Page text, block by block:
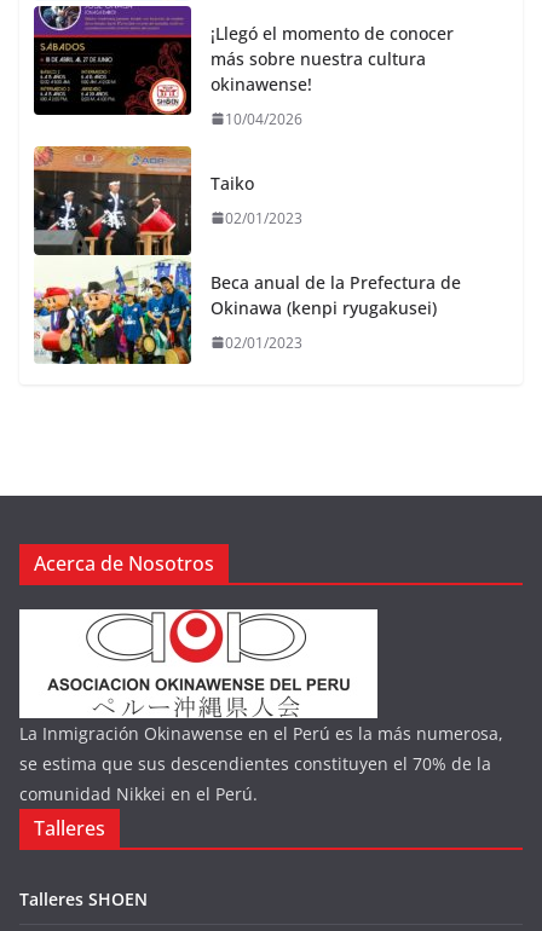
¡Llegó el momento de conocer
más sobre nuestra cultura
okinawense!
10/04/2026
Taiko
02/01/2023
Beca anual de la Prefectura de
Okinawa (kenpi ryugakusei)
02/01/2023
Acerca de Nosotros
La Inmigración Okinawense en el Perú es la más numerosa,
se estima que sus descendientes constituyen el 70% de la
comunidad Nikkei en el Perú.
Talleres
Talleres SHOEN